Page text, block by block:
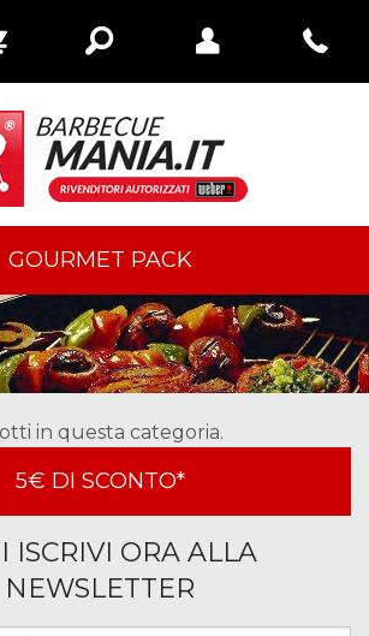
GOURMET PACK
in questa categoria.
5€ DI SCONTO*
ISCRIVI ORA ALLA
NEWSLETTER